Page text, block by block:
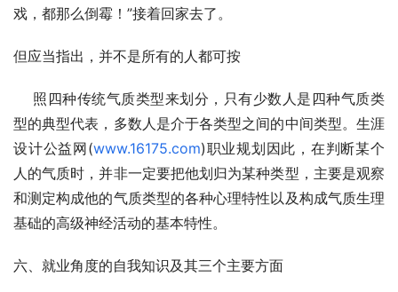
戏，都那么倒霉！”接着回家去了。
但应当指出，并不是所有的人都可按
照四种传统气质类型来划分，只有少数人是四种气质类
型的典型代表，多数人是介于各类型之间的中间类型。生涯
设计公益网(www.16175.com)职业规划因此，在判断某个
人的气质时，并非一定要把他划归为某种类型，主要是观察
和测定构成他的气质类型的各种心理特性以及构成气质生理
基础的高级神经活动的基本特性。
六、就业角度的自我知识及其三个主要方面